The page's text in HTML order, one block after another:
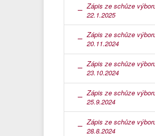
Zápis ze schůze
22.1.2025
Zápis ze schůze
20.11.2024
Zápis ze schůze
23.10.2024
Zápis ze schůze
25.9.2024
Zápis ze schůze
28.8.2024